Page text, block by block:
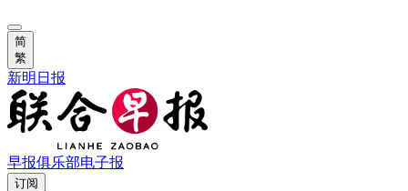
简
繁
新明日报
早报俱乐部电子报
订阅